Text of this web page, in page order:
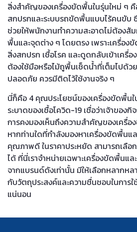
สิ่งสำคัญของเครื่องขัดพื้นในรุ่นใหม่ ๆ
สกปรกและระบบรถขัดพื้นแบบไร้คนขับ
ช่วยให้พนักงานทำความสะอาดไม่ต้องสั
พื้นและจุดต่าง ๆ โดยตรง เพราะเครื่อง
สิ่งสกปรก เชื้อโรค และดูดกลับเข้าเครื่อ
ต้องใช้มือหรือไม้ถูพื้นเช็ดน้ำที่เต็มไปด้วย
ปลอดภัย ควรมีติดไว้ใช้งานจริง ๆ
นี่ก็คือ 4 คุณประโยชน์ของเครื่องขัดพื้น
ระบาดของเชื้อโควิด-19 เชื่อว่าเจ้าของ
การคงมองเห็นถึงความสำคัญของเครื่อ
หากท่านใดที่กำลังมองหาเครื่องขัดพื้นแ
คุณภาพดี ในราคาประหยัด สามารถเลือ
ได้ ที่นี่เราจำหน่ายเฉพาะเครื่องขัดพื้นแล
จากแบรนด์ดังเท่านั้น มีให้เลือกหลากห
กับวัตถุประสงค์และความชื่นชอบในการ
แน่นอน